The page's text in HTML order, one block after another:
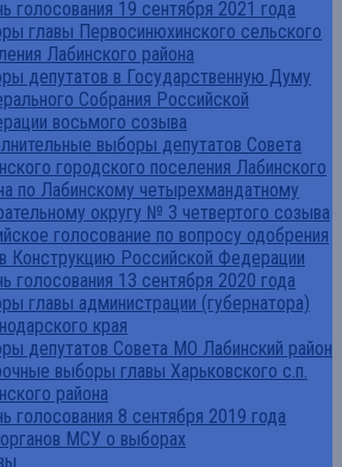
голосования 19 сентября 2021 года
главы Первосинюхинского сельского
Лабинского района
депутатов в Государственную Думу
Собрания Российской
восьмого созыва
выборы депутатов Совета
городского поселения Лабинского
по Лабинскому четырехмандатному
округу № 3 четвертого созыва
голосование по вопросу одобрения
Конструкцию Российской Федерации
голосования 13 сентября 2020 года
главы администрации (губернатора)
края
депутатов Совета МО Лабинский район
выборы главы Харьковского с.п.
района
голосования 8 сентября 2019 года
МСУ о выборах